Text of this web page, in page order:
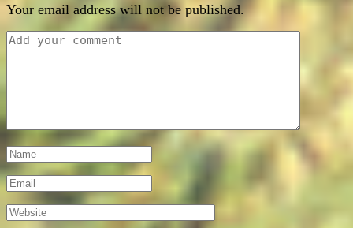
Your email address will not be published.